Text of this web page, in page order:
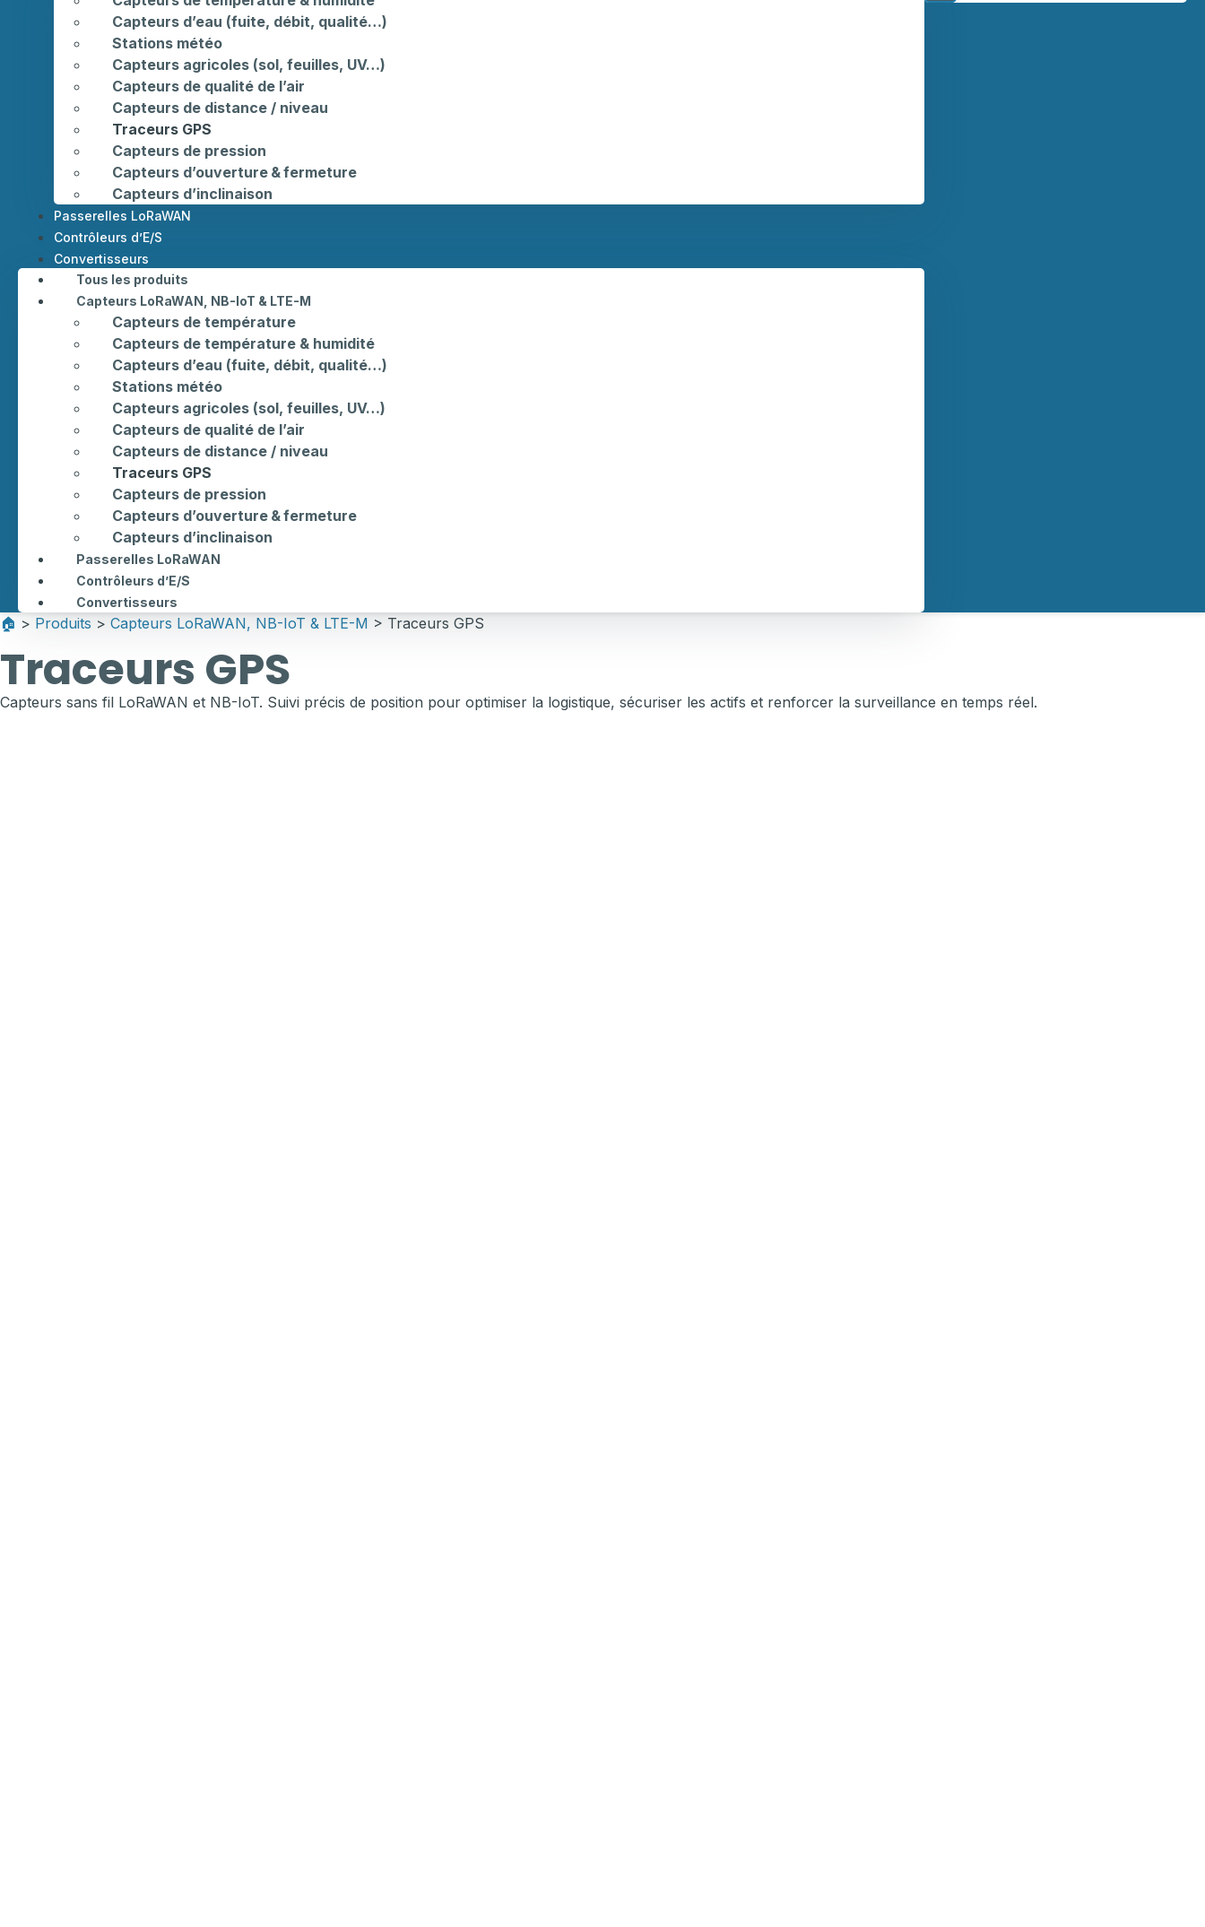
Capteurs d’eau (fuite, débit, qualité…)
Stations météo
Capteurs agricoles (sol, feuilles, UV…)
Capteurs de qualité de l’air
Capteurs de distance / niveau
Traceurs GPS
Capteurs de pression
Capteurs d’ouverture & fermeture
Capteurs d’inclinaison
Passerelles LoRaWAN
Contrôleurs d’E/S
Convertisseurs
Tous les produits
Capteurs LoRaWAN, NB-IoT & LTE-M
Capteurs de température
Capteurs de température & humidité
Capteurs d’eau (fuite, débit, qualité…)
Stations météo
Capteurs agricoles (sol, feuilles, UV…)
Capteurs de qualité de l’air
Capteurs de distance / niveau
Traceurs GPS
Capteurs de pression
Capteurs d’ouverture & fermeture
Capteurs d’inclinaison
Passerelles LoRaWAN
Contrôleurs d’E/S
Convertisseurs
🏠︎ > Produits > Capteurs LoRaWAN, NB-IoT & LTE-M > Traceurs GPS
Traceurs GPS
Capteurs sans fil LoRaWAN et NB-IoT. Suivi précis de position pour optimiser la logistique, sécuriser les actifs et renforcer la surveillance en temps réel.